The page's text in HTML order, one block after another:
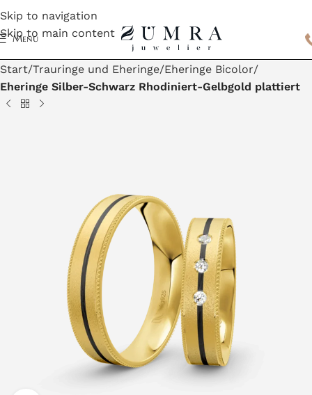
Skip to navigation
Skip to main content
Menu
Start Trauringe und Eheringe Eheringe Bicolor
Eheringe Silber-Schwarz Rhodiniert-Gelbgold plattiert